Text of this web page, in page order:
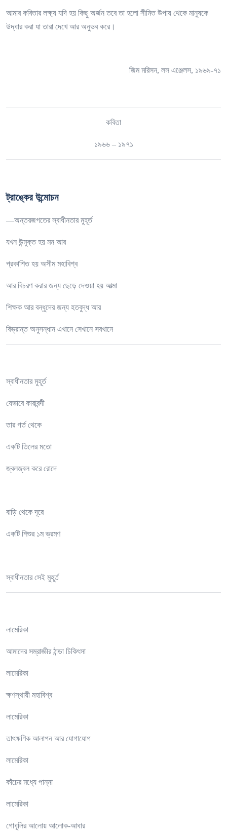
আমার কবিতার লক্ষ্য যদি হয় কিছু অর্জন তবে তা হলো সীমিত উপায় থেকে মানুষকে
উদ্ধার করা যা তারা দেখে আর অনুভব করে।
জিম মরিসন, লস এঞ্জেলস, ১৯৬৯-৭১
কবিতা
১৯৬৬ – ১৯৭১
ট্রাঙ্কের উন্মোচন
—অন্তরজগতের স্বাধীনতার মুহূর্ত
যখন উন্মুক্ত হয় মন আর
প্রকাশিত হয় অসীম মহাবিশ্ব
আর বিচরণ করার জন্য ছেড়ে দেওয়া হয় আত্মা
শিক্ষক আর বন্ধুদের জন্য হতবুদ্ধ আর
বিভ্রান্ত অনুসন্ধান এখানে সেখানে সবখানে
স্বাধীনতার মুহূর্ত
যেভাবে কারাবন্দী
তার গর্ত থেকে
একটি তিলের মতো
জ্বলজ্বল করে রোদে
বাড়ি থেকে দূরে
একটি শিশুর ১ম ভ্রমণ
স্বাধীনতার সেই মুহূর্ত
লামেরিকা
আমাদের সম্রাজ্ঞীর ঠান্ডা চিকিৎসা
লামেরিকা
ক্ষণস্থায়ী মহাবিশ্ব
লামেরিকা
তাৎক্ষণিক আলাপন আর যোগাযোগ
লামেরিকা
কাঁচের মধ্যে পান্না
লামেরিকা
গোধূলির আলোয় আলোক-আধার